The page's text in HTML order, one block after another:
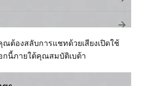
ต้องสลับการแชทด้วยเสียงเปิดใช้
กนี้ภายใต้คุณสมบัติเบต้า